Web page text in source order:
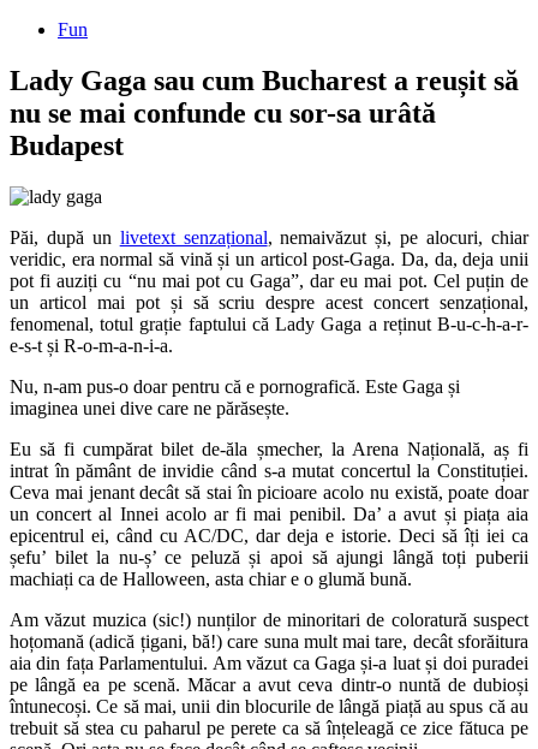
Fun
Lady Gaga sau cum Bucharest a reușit să
nu se mai confunde cu sor-sa urâtă
Budapest
Păi, după un livetext senzațional, nemaivăzut și, pe alocuri, chiar
veridic, era normal să vină și un articol post-Gaga. Da, da, deja unii
pot fi auziți cu “nu mai pot cu Gaga”, dar eu mai pot. Cel puțin de
un articol mai pot și să scriu despre acest concert senzațional,
fenomenal, totul grație faptului că Lady Gaga a reținut B-u-c-h-a-r-
e-s-t și R-o-m-a-n-i-a.
Nu, n-am pus-o doar pentru că e pornografică. Este Gaga și
imaginea unei dive care ne părăsește.
Eu să fi cumpărat bilet de-ăla șmecher, la Arena Națională, aș fi
intrat în pământ de invidie când s-a mutat concertul la Constituției.
Ceva mai jenant decât să stai în picioare acolo nu există, poate doar
un concert al Innei acolo ar fi mai penibil. Da’ a avut și piața aia
epicentrul ei, când cu AC/DC, dar deja e istorie. Deci să îți iei ca
șefu’ bilet la nu-ș’ ce peluză și apoi să ajungi lângă toți puberii
machiați ca de Halloween, asta chiar e o glumă bună.
Am văzut muzica (sic!) nunților de minoritari de coloratură suspect
hoțomană (adică țigani, bă!) care suna mult mai tare, decât sforăitura
aia din fața Parlamentului. Am văzut ca Gaga și-a luat și doi puradei
pe lângă ea pe scenă. Măcar a avut ceva dintr-o nuntă de dubioși
întunecoși. Ce să mai, unii din blocurile de lângă piață au spus că au
trebuit să stea cu paharul pe perete ca să înțeleagă ce zice fătuca pe